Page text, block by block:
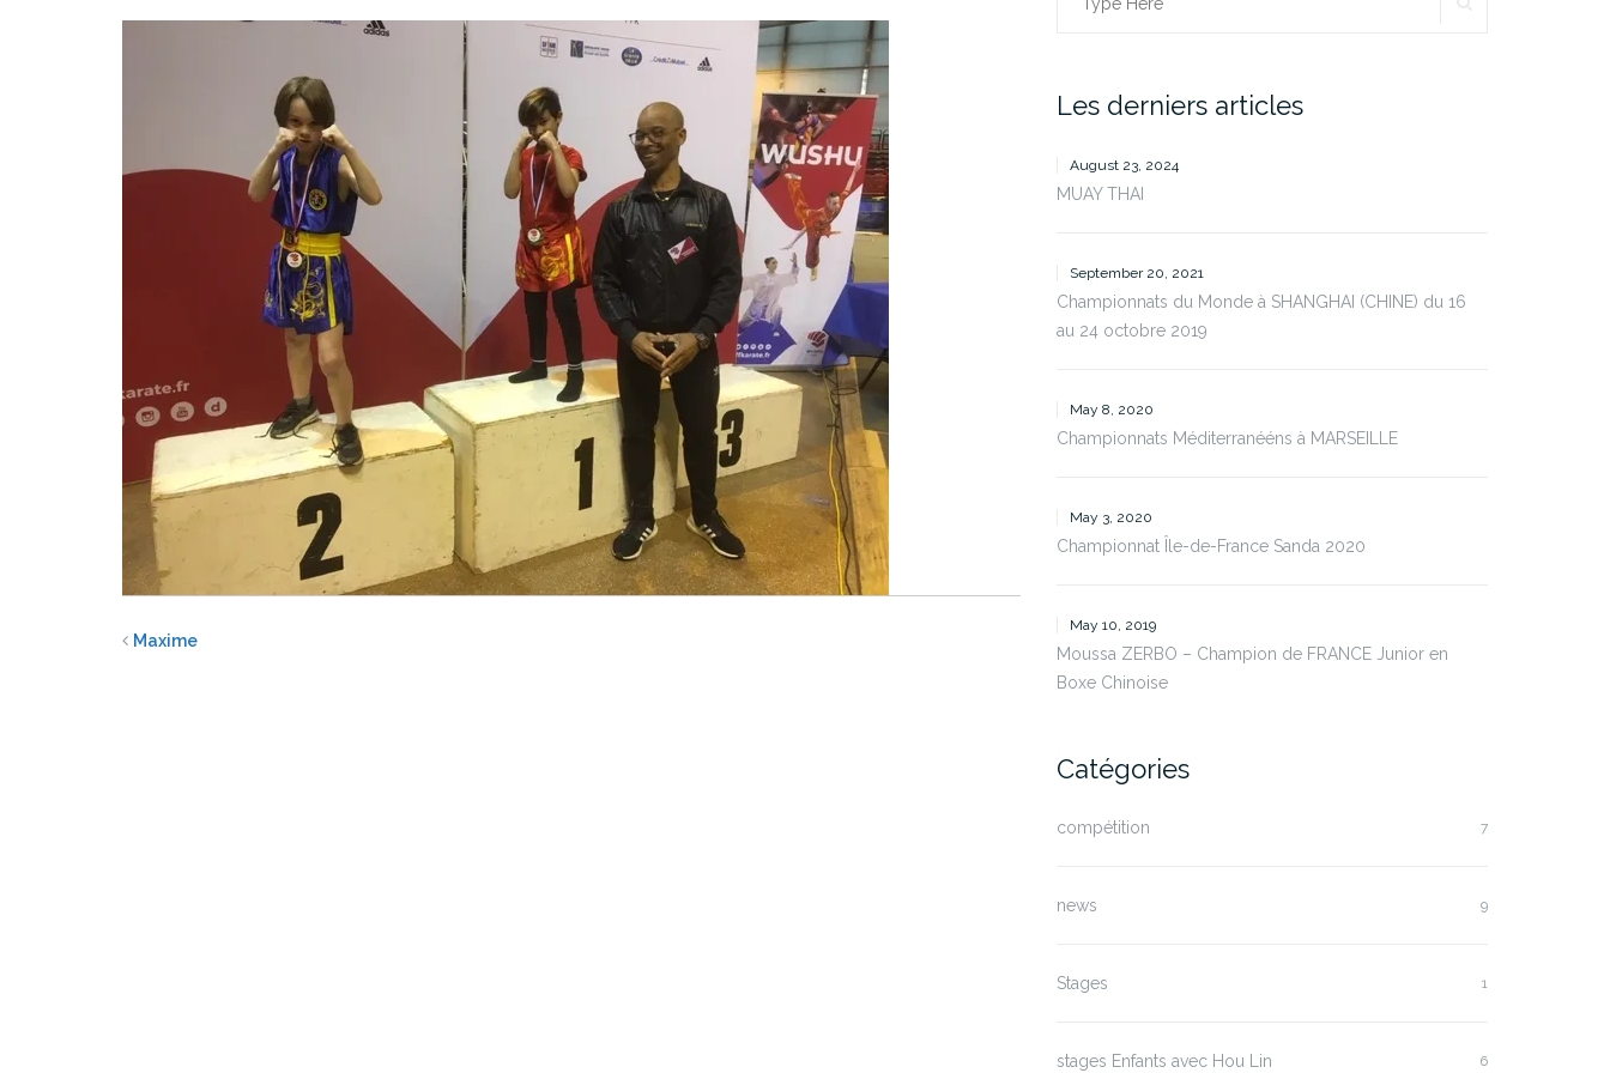
Maxime
Les derniers articles
August 23, 2024
MUAY THAI
September 20, 2021
Championnats du Monde à SHANGHAI (CHINE) du 16
au 24 octobre 2019
May 8, 2020
Championnats Méditerranééns à MARSEILLE
May 3, 2020
Championnat Île-de-France Sanda 2020
May 10, 2019
Moussa ZERBO – Champion de FRANCE Junior en
Boxe Chinoise
Catégories
compétition 7
news 9
Stages 1
stages Enfants avec Hou Lin 6